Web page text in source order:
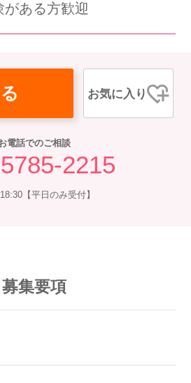
ある方歓迎
お気に入り
電話でのご相談
2215
【平日のみ受付】
募集要項